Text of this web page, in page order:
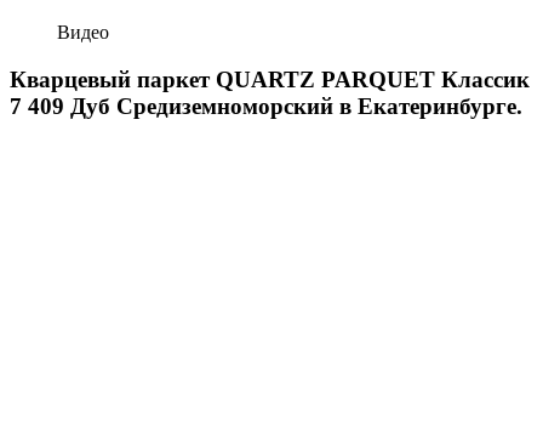
Видео
Кварцевый паркет QUARTZ PARQUET Классик
7 409 Дуб Средиземноморский в Екатеринбурге.